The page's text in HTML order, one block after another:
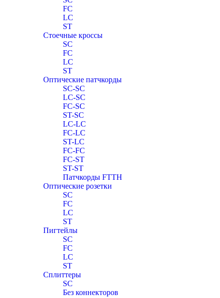
FC
LC
ST
Стоечные кроссы
SC
FC
LC
ST
Оптические патчкорды
SC-SC
LC-SC
FC-SC
ST-SC
LC-LC
FC-LC
ST-LC
FC-FC
FC-ST
ST-ST
Патчкорды FTTH
Оптические розетки
SC
FC
LC
ST
Пигтейлы
SC
FC
LC
ST
Сплиттеры
SC
Без коннекторов